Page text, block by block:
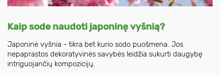
Kaip sode naudoti japoninę vyšnią?
Japoninė vyšnia - tikra bet kurio sodo puošmena. Jos
nepaprastos dekoratyvinės savybės leidžia sukurti daugybę
intriguojančių kompozicijų.